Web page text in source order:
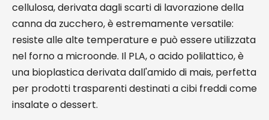
cellulosa, derivata dagli scarti di lavorazione della
canna da zucchero, è estremamente versatile:
resiste alle alte temperature e può essere utilizzata
nel forno a microonde. Il PLA, o acido polilattico, è
una bioplastica derivata dall'amido di mais, perfetta
per prodotti trasparenti destinati a cibi freddi come
insalate o dessert.